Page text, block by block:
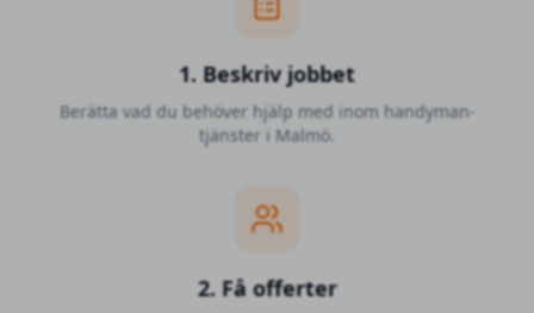
1. Beskriv jobbet
Berätta vad du behöver hjälp med inom handyman-
tjänster i Malmö.
2. Få offerter